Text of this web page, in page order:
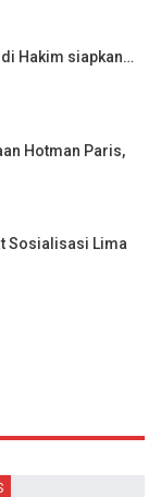
Hakim siapkan…
Hotman Paris,
Sosialisasi Lima